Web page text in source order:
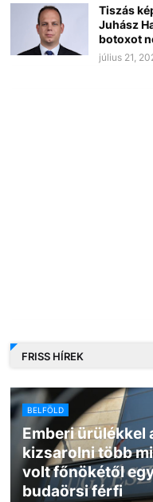
Tiszás
Juhász
botoxot
július 21,
FRISS HÍREK
BELFÖLD
Emberi ürülékkel
kizsarolni több
volt főnökétől
budaörsi férfi